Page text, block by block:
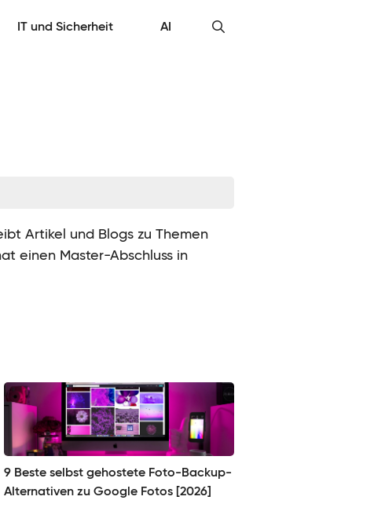
IT und Sicherheit AI
Artikel und Blogs zu Themen
einen Master-Abschluss in
9 Beste selbst gehostete Foto-Backup-
Alternativen zu Google Fotos [2026]